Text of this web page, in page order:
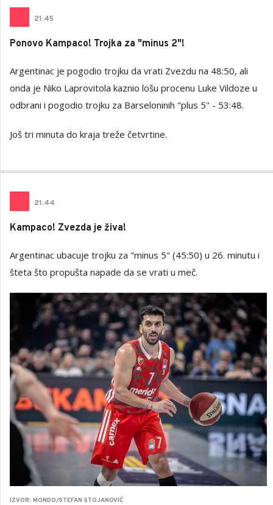
21:45
Ponovo Kampaco! Trojka za "minus 2"!
Argentinac je pogodio trojku da vrati Zvezdu na 48:50, ali
onda je Niko Laprovitola kaznio lošu procenu Luke Vildoze u
odbrani i pogodio trojku za Barseloninih "plus 5" - 53:48.
Još tri minuta do kraja treže četvrtine.
21:44
Kampaco! Zvezda je živa!
Argentinac ubacuje trojku za "minus 5" (45:50) u 26. minutu i
šteta što propušta napade da se vrati u meč.
IZVOR: MONDO/STEFAN STOJANOVIĆ